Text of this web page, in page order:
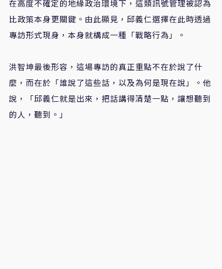
在高度不確定的地緣政治環境下，這類訊號管理被認為
比政策本身更關鍵。由此顯見，邱義仁選擇在此時透過
專訪形式現身，本身就構成一種「戰略行為」。
洪智坤最後形容，這場專訪的真正重點不在於說了什
麼，而在於「誰說了這些話，以及為何是現在說」。他
說，「邱義仁就是出來，把話講得清楚一點，讓想聽到
的人，聽到。」